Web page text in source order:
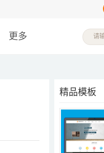
更多
精品模板